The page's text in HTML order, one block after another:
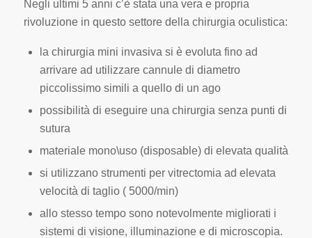
Negli ultimi 5 anni c’è stata una vera e propria
rivoluzione in questo settore della chirurgia oculistica:
la chirurgia mini invasiva si è evoluta fino ad
arrivare ad utilizzare cannule di diametro
piccolissimo simili a quello di un ago
possibilità di eseguire una chirurgia senza punti di
sutura
materiale mono\uso (disposable) di elevata qualità
si utilizzano strumenti per vitrectomia ad elevata
velocità di taglio ( 5000/min)
allo stesso tempo sono notevolmente migliorati i
sistemi di visione, illuminazione e di microscopia.